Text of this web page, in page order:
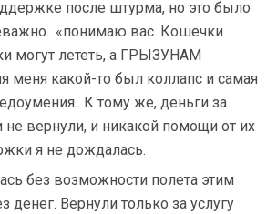
после штурма, но это было
«понимаю вас. Кошечки
могут лететь, а ГРЫЗУНАМ
меня какой-то был коллапс и самая
К тому же, деньги за
не вернули, и никакой помощи от их
я не дождалась.
без возможности полета этим
денег. Вернули только за услугу